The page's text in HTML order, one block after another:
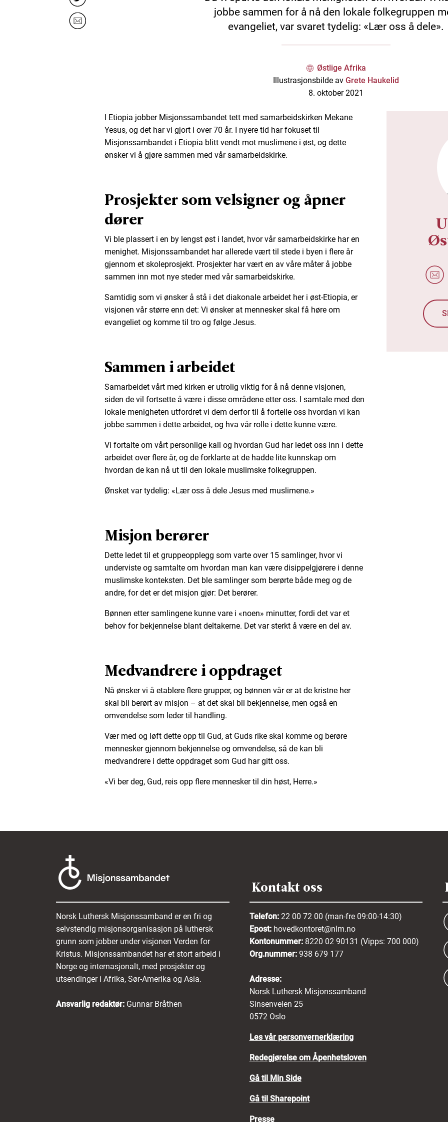
jobbe sammen for å nå den lokale folkegruppen
evangeliet, var svaret tydelig: «Lær oss å dele».
Østlige Afrika
Illustrasjonsbilde av Grete Haukelid
8. oktober 2021
I Etiopia jobber Misjonssambandet tett med samarbeidskirken Mekane
Yesus, og det har vi gjort i over 70 år. I nyere tid har fokuset til
Misjonssambandet i Etiopia blitt vendt mot muslimene i øst, og dette
ønsker vi å gjøre sammen med vår samarbeidskirke.
Prosjekter som velsigner og åpner
dører
Vi ble plassert i en by lengst øst i landet, hvor vår samarbeidskirke har en
menighet. Misjonssambandet har allerede vært til stede i byen i flere år
gjennom et skoleprosjekt. Prosjekter har vært en av våre måter å jobbe
sammen inn mot nye steder med vår samarbeidskirke.
Samtidig som vi ønsker å stå i det diakonale arbeidet her i øst-Etiopia, er
visjonen vår større enn det: Vi ønsker at mennesker skal få høre om
evangeliet og komme til tro og følge Jesus.
Sammen i arbeidet
Samarbeidet vårt med kirken er utrolig viktig for å nå denne visjonen,
siden de vil fortsette å være i disse områdene etter oss. I samtale med den
lokale menigheten utfordret vi dem derfor til å fortelle oss hvordan vi kan
jobbe sammen i dette arbeidet, og hva vår rolle i dette kunne være.
Vi fortalte om vårt personlige kall og hvordan Gud har ledet oss inn i dette
arbeidet over flere år, og de forklarte at de hadde lite kunnskap om
hvordan de kan nå ut til den lokale muslimske folkegruppen.
Ønsket var tydelig: «Lær oss å dele Jesus med muslimene.»
Misjon berører
Dette ledet til et gruppeopplegg som varte over 15 samlinger, hvor vi
underviste og samtalte om hvordan man kan være disippelgjørere i denne
muslimske konteksten. Det ble samlinger som berørte både meg og de
andre, for det er det misjon gjør: Det berører.
Bønnen etter samlingene kunne vare i «noen» minutter, fordi det var et
behov for bekjennelse blant deltakerne. Det var sterkt å være en del av.
Medvandrere i oppdraget
Nå ønsker vi å etablere flere grupper, og bønnen vår er at de kristne her
skal bli berørt av misjon – at det skal bli bekjennelse, men også en
omvendelse som leder til handling.
Vær med og løft dette opp til Gud, at Guds rike skal komme og berøre
mennesker gjennom bekjennelse og omvendelse, så de kan bli
medvandrere i dette oppdraget som Gud har gitt oss.
«Vi ber deg, Gud, reis opp flere mennesker til din høst, Herre.»
Norsk Luthersk Misjonssamband er en fri og
selvstendig misjonsorganisasjon på luthersk
grunn som jobber under visjonen Verden for
Kristus. Misjonssambandet har et stort arbeid i
Norge og internasjonalt, med prosjekter og
utsendinger i Afrika, Sør-Amerika og Asia.
Ansvarlig redaktør: Gunnar Bråthen
Kontakt oss
Telefon: 22 00 72 00 (man-fre 09:00-14:30)
Epost: hovedkontoret@nlm.no
Kontonummer: 8220 02 90131 (Vipps: 700 000)
Org.nummer: 938 679 177
Adresse:
Norsk Luthersk Misjonssamband
Sinsenveien 25
0572 Oslo
Les vår personvernerklæring
Redegjørelse om Åpenhetsloven
Gå til Min Side
Gå til Sharepoint
Presse